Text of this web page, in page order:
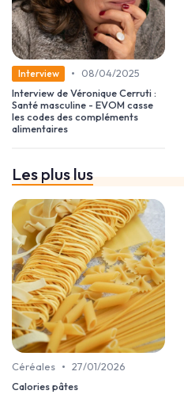
Interview •
08/04/2025
Interview de Véronique Cerruti :
Santé masculine - EVOM casse
les codes des compléments
alimentaires
Les plus lus
Céréales • 27/01/2026
Calories pâtes